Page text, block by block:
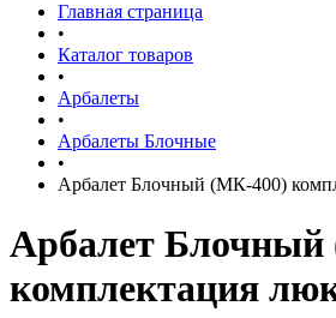
Главная страница
•
Каталог товаров
•
Арбалеты
•
Арбалеты Блочные
•
Арбалет Блочный (МК-400)
Арбалет
комплектация